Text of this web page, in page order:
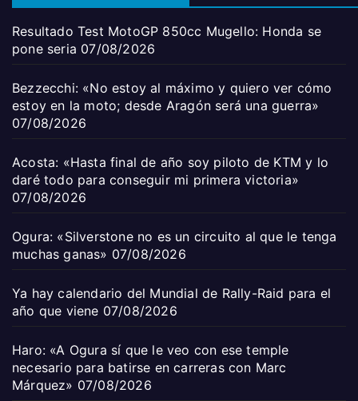
Resultado Test MotoGP 850cc Mugello: Honda se
pone seria 07/08/2026
Bezzecchi: «No estoy al máximo y quiero ver cómo
estoy en la moto; desde Aragón será una guerra»
07/08/2026
Acosta: «Hasta final de año soy piloto de KTM y lo
daré todo para conseguir mi primera victoria»
07/08/2026
Ogura: «Silverstone no es un circuito al que le tenga
muchas ganas» 07/08/2026
Ya hay calendario del Mundial de Rally-Raid para el
año que viene 07/08/2026
Haro: «A Ogura sí que le veo con ese temple
necesario para batirse en carreras con Marc
Márquez» 07/08/2026